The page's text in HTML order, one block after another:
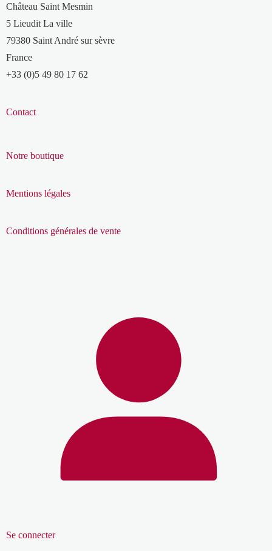
Château Saint Mesmin
5 Lieudit La ville
79380 Saint André sur sèvre
France
+33 (0)5 49 80 17 62
Contact
Notre boutique
Mentions légales
Conditions générales de vente
Se connecter